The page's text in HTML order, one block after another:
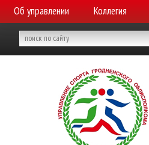
Об управлении Коллегия